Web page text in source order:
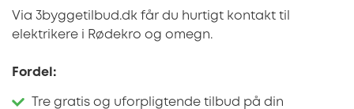
Via 3byggetilbud.dk får du hurtigt kontakt til
elektrikere i Rødekro og omegn.
Fordel:
Tre gratis og uforpligtende tilbud på din